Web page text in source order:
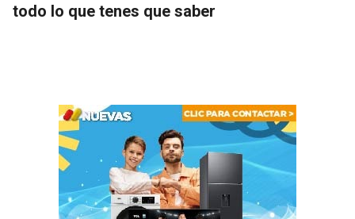
todo lo que tenes que saber